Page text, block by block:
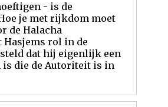
- is de
je met rijkdom moet
de Halacha
Hasjems rol in de
dat hij eigenlijk een
is die de Autoriteit is in